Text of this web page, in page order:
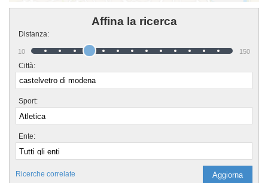
Affina la ricerca
Distanza:
10 150
Città:
Sport:
Ente:
Ricerche correlate